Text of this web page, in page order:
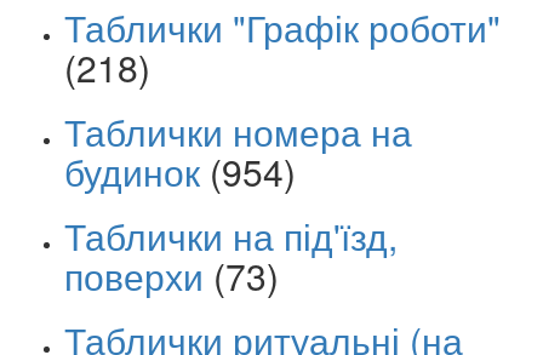
Таблички "Графік роботи"
(218)
Таблички номера на
будинок (954)
Таблички на під'їзд,
поверхи (73)
Таблички ритуальні (на